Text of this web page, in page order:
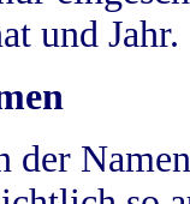
und Jahr.
der